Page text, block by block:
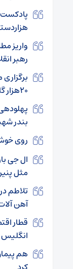
پادکست
واریز
رهبر
۲۰هزار گلزار شهدا
بندر
روی خوش
ال جی
مثل
تلاطم
آهن‌
قطار
انگلیس
هم